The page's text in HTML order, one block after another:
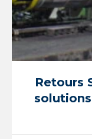
Retours